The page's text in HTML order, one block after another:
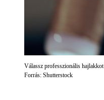
Válassz professzionális hajlakkot
Forrás: Shutterstock